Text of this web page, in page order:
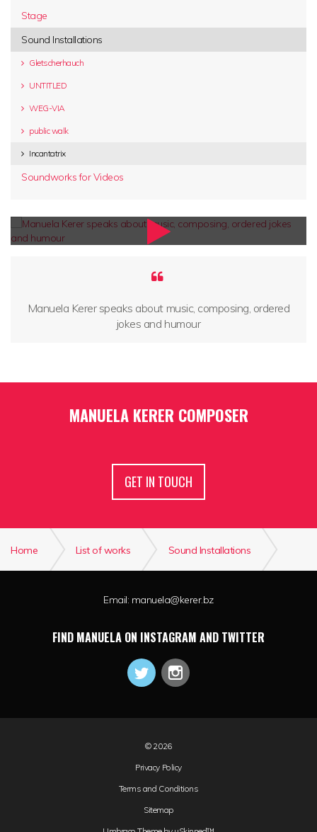
Stage
Sound Installations
Gletscherhauch
UNTITLED
WEG-VIA
public walk
Incantatrix
Soundworks for Videos
Manuela Kerer speaks about music, composing, ordered
jokes and humour
MANUELA KERER COMPOSER
GET IN TOUCH
Home List of works
Sound Installations
Email: manuela@kerer.bz
FIND MANUELA ON INSTAGRAM AND TWITTER
© 2026
Privacy Policy
Terms and Conditions
Sitemap